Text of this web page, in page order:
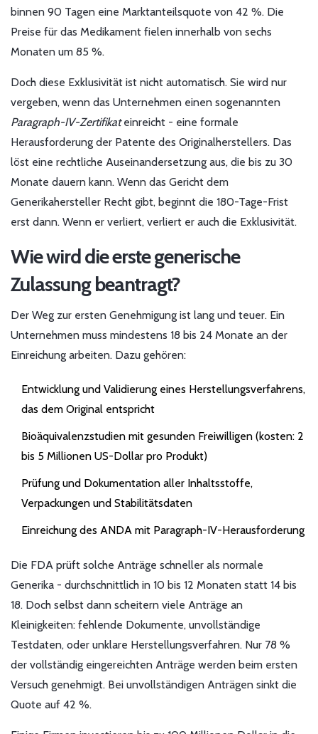
binnen 90 Tagen eine Marktanteilsquote von 42 %. Die
Preise für das Medikament fielen innerhalb von sechs
Monaten um 85 %.
Doch diese Exklusivität ist nicht automatisch. Sie wird nur
vergeben, wenn das Unternehmen einen sogenannten
Paragraph-IV-Zertifikateinreicht - eine formale
Herausforderung der Patente des Originalherstellers. Das
löst eine rechtliche Auseinandersetzung aus, die bis zu 30
Monate dauern kann. Wenn das Gericht dem
Generikahersteller Recht gibt, beginnt die 180-Tage-Frist
erst dann. Wenn er verliert, verliert er auch die Exklusivität.
Wie wird die erste generische
Zulassung beantragt?
Der Weg zur ersten Genehmigung ist lang und teuer. Ein
Unternehmen muss mindestens 18 bis 24 Monate an der
Einreichung arbeiten. Dazu gehören:
Entwicklung und Validierung eines Herstellungsverfahrens,
das dem Original entspricht
Bioäquivalenzstudien mit gesunden Freiwilligen (kosten: 2
bis 5 Millionen US-Dollar pro Produkt)
Prüfung und Dokumentation aller Inhaltsstoffe,
Verpackungen und Stabilitätsdaten
Einreichung des ANDA mit Paragraph-IV-Herausforderung
Die FDA prüft solche Anträge schneller als normale
Generika - durchschnittlich in 10 bis 12 Monaten statt 14 bis
18. Doch selbst dann scheitern viele Anträge an
Kleinigkeiten: fehlende Dokumente, unvollständige
Testdaten, oder unklare Herstellungsverfahren. Nur 78 %
der vollständig eingereichten Anträge werden beim ersten
Versuch genehmigt. Bei unvollständigen Anträgen sinkt die
Quote auf 42 %.